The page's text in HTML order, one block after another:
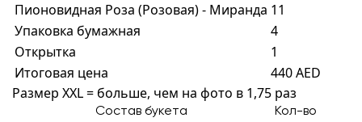
Пионовидная Роза (Розовая) - Миранда 11
Упаковка бумажная
4
Открытка
1
Итоговая цена
440 AED
Размер XXL = больше, чем на фото в 1,75 раз
Состав букета Кол-во